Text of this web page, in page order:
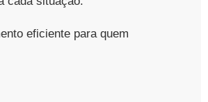
eficiente para quem